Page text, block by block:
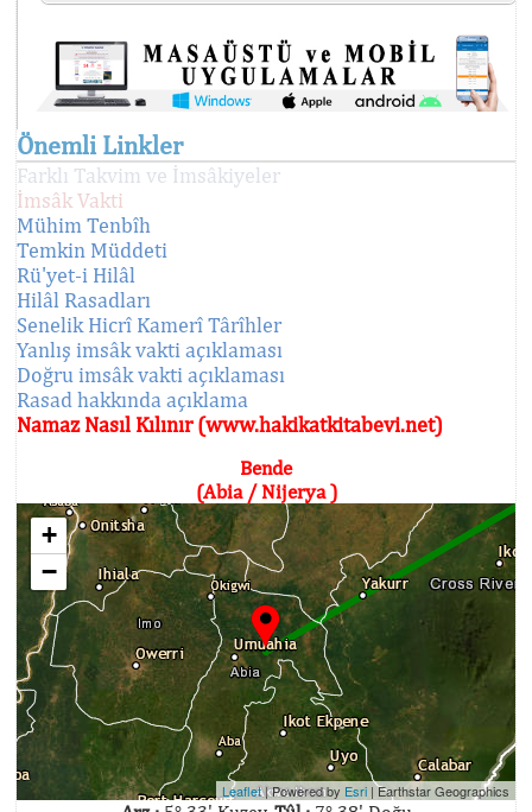
Önemli Linkler
Farklı Takvim ve İmsâkiyeler
İmsâk Vakti
Mühim Tenbîh
Temkin Müddeti
Rü'yet-i Hilâl
Hilâl Rasadları
Senelik Hicrî Kamerî Târîhler
Yanlış imsâk vakti açıklaması
Doğru imsâk vakti açıklaması
Rasad hakkında açıklama
Namaz Nasıl Kılınır (www.hakikatkitabevi.net)
Bende
(Abia / Nijerya )
+
−
Leaflet| Powered by Esri |Earthstar Geographics